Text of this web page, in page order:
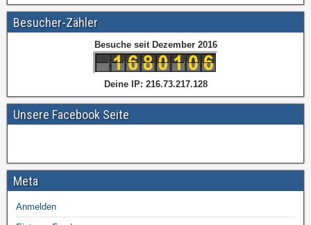
Besucher-Zähler
Besuche seit Dezember 2016
Deine IP: 216.73.217.128
Unsere Facebook Seite
Meta
Anmelden